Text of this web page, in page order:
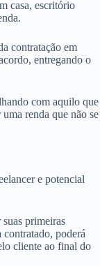
casa, escritório
contratação em
entregando o
com aquilo que
renda que não se
e potencial
primeiras
contratado, poderá
cliente ao final do